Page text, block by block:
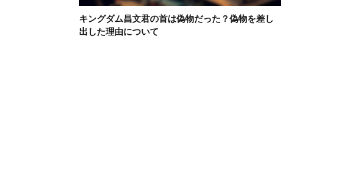
キングダム昌文君の首は偽物だった？偽物を差し
出した理由について